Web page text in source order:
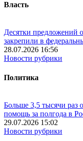
Власть
Десятки предложений
закрепили в
28.07.2026 16:56
Новости рубрики
Политика
Больше 3,5 тысячи раз
помощь за полгода в
29.07.2026 15:02
Новости рубрики